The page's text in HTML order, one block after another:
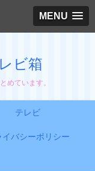
MENU
ビ箱
めています。
テレビ
イバシーポリシー